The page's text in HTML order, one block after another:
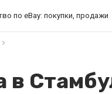
по eBay: покупки, продажи
в